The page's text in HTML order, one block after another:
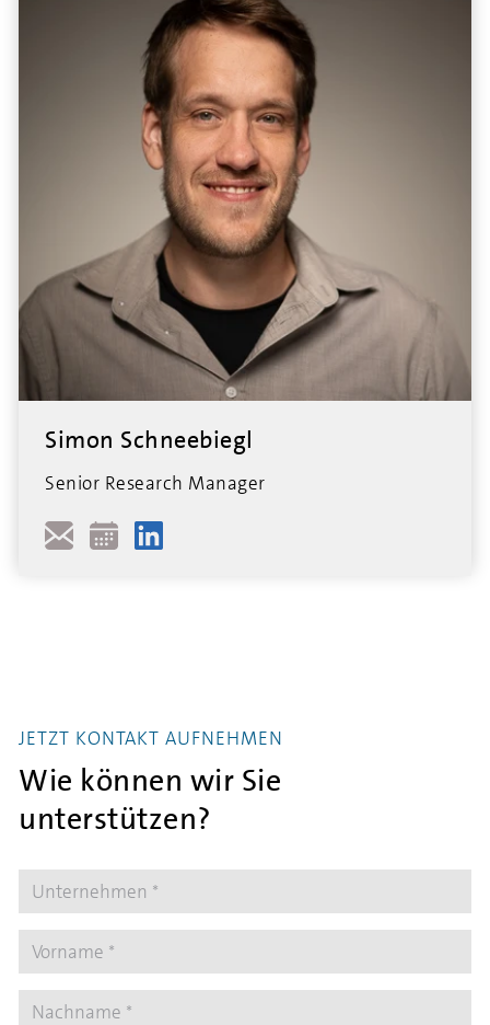
Simon Schneebiegl
Senior Research Manager
JETZT KONTAKT AUFNEHMEN
Wie können wir Sie
unterstützen?